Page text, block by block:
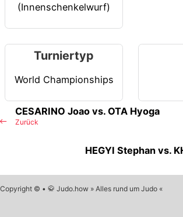
(Innenschenkelwurf)
Turniertyp
World Championships
Zurück
CESARINO Joao vs. OTA Hyoga
HEGYI Stephan vs.
Copyright © • 🥋 Judo.how » Alles rund um Judo «